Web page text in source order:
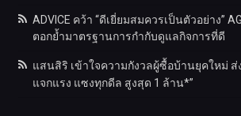
ADVICE คว้า “ดีเยี่ยมสมควรเป็นตัวอย่าง”
ตอกย้ำมาตรฐานการกำกับดูแลกิจการที่ดี
แสนสิริ เข้าใจความกังวลผู้ซื้อบ้านยุคใหม่ ส่
แจกแรง แซงทุกดีล สูงสุด 1 ล้าน*”